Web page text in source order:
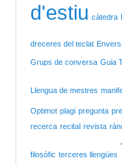
d'estiu càtedra
dreceres del teclat Envers
Grups de conversa Guia
Llengua de mestres
Optimot plagi pregunta
recerca recital revista
filosòfic terceres llengües